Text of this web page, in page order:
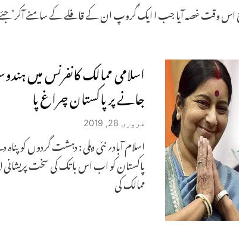
آج اس وقت غصہ آیا جب ا ایک گروپ ان کے قافلے کے سامنے
اسلامی ممالک کانفرنس میں
جانے پر پاکستان چراغ پا
فروری 28, 2019
اسلام آباد؍ نئی دہلی : دہشت گردوں کو
پاکستان کو اب اس با تک کی سخت پریشانی
ممالک کی